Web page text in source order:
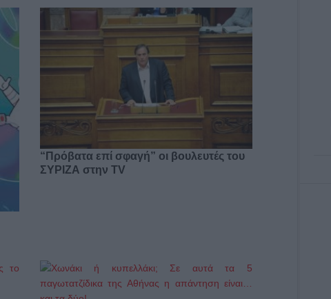
“Πρόβατα επί σφαγή” οι βουλευτές του
ΣΥΡΙΖΑ στην TV